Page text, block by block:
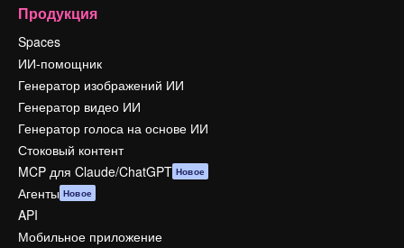
Продукция
Spaces
ИИ-помощник
Генератор изображений ИИ
Генератор видео ИИ
Генератор голоса на основе ИИ
Стоковый контент
MCP для Claude/ChatGPT Новое
Агенты Новое
API
Мобильное приложение